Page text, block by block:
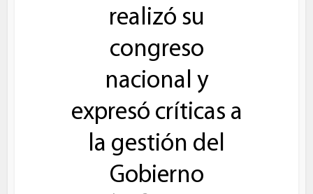
realizó su
congreso
nacional y
expresó críticas a
la gestión del
Gobierno